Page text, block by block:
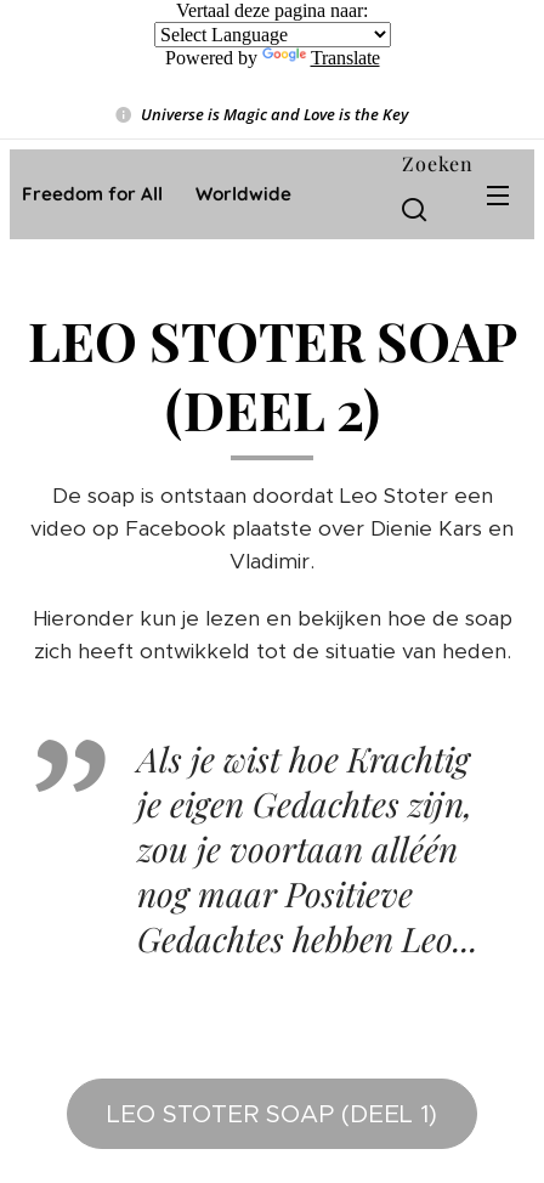
Vertaal deze pagina naar:
Powered by Translate
Universe is Magic and Love is the Key❤️
Freedom for All ❤️ Worldwide
Zoeken
LEO STOTER SOAP
(DEEL 2)
De soap is ontstaan doordat Leo Stoter een
video op Facebook plaatste over Dienie Kars en
Vladimir.
Hieronder kun je lezen en bekijken hoe de soap
zich heeft ontwikkeld tot de situatie van heden.
Als je wist hoe Krachtig
je eigen Gedachtes zijn,
zou je voortaan alléén
nog maar Positieve
Gedachtes hebben Leo...
LEO STOTER SOAP (DEEL 1)